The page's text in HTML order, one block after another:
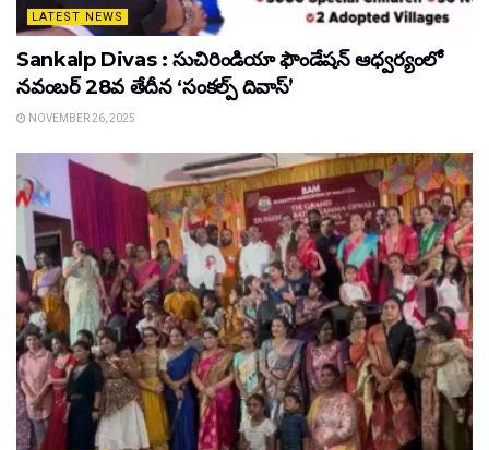
LATEST NEWS
Sankalp Divas : సుచిరిండియా ఫౌండేషన్ ఆధ్వర్యంలో
నవంబర్ 28వ తేదీన ‘సంకల్ప్ దివాస్’
NOVEMBER 26, 2025